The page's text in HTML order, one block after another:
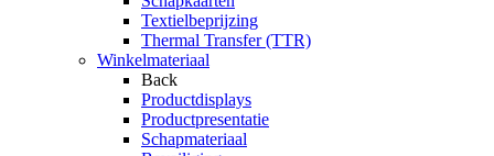
Textielbeprijzing
Thermal Transfer (TTR)
Winkelmateriaal
Back
Productdisplays
Productpresentatie
Schapmateriaal